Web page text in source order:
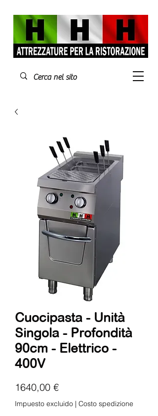
Cuocipasta - Unità
Singola - Profondità
90cm - Elettrico -
400V
1640,00 €Precio
Impuesto excluido | Costo spedizione